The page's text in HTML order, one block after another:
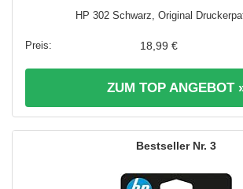
HP 302 Schwarz, Original
18,99 €
ZUM TOP ANGEBOT
3